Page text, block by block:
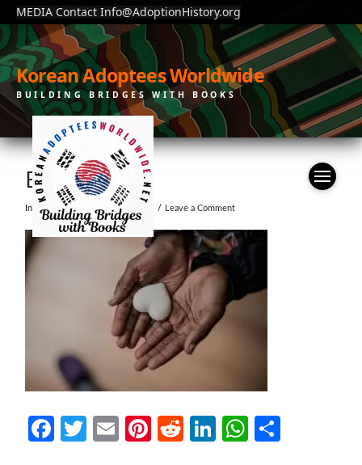
MEDIA Contact Info@AdoptionHistory.org
Korean Adoptees Worldwide
BUILDING BRIDGES WITH BOOKS
BG-VIDEO
In by moonchain July 23, 2019 Leave a Comment
Facebook
Twitter
EmailPinterest
Reddit
LinkedIn